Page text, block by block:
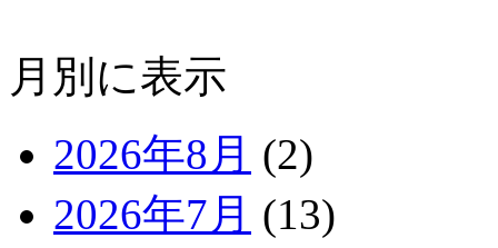
月別に表示
2026年8月 (2)
2026年7月 (13)